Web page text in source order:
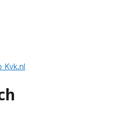
Kvk.nl